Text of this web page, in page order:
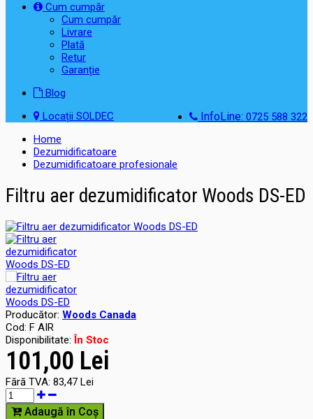
Cum cumpăr
Cum cumpăr
Livrare
Plată
Retur
Garanție
Blog
InfoLine: 0725 588 322
Locații SOLDEC
Home
Dezumidificatoare
Dezumidificatoare profesionale
Filtru aer dezumidificator Woods DS-ED
Producător: Woods Canada
Cod: F AIR
Disponibilitate: În Stoc
101,00 Lei
Fără TVA: 83,47 Lei
Adaugă în Coş